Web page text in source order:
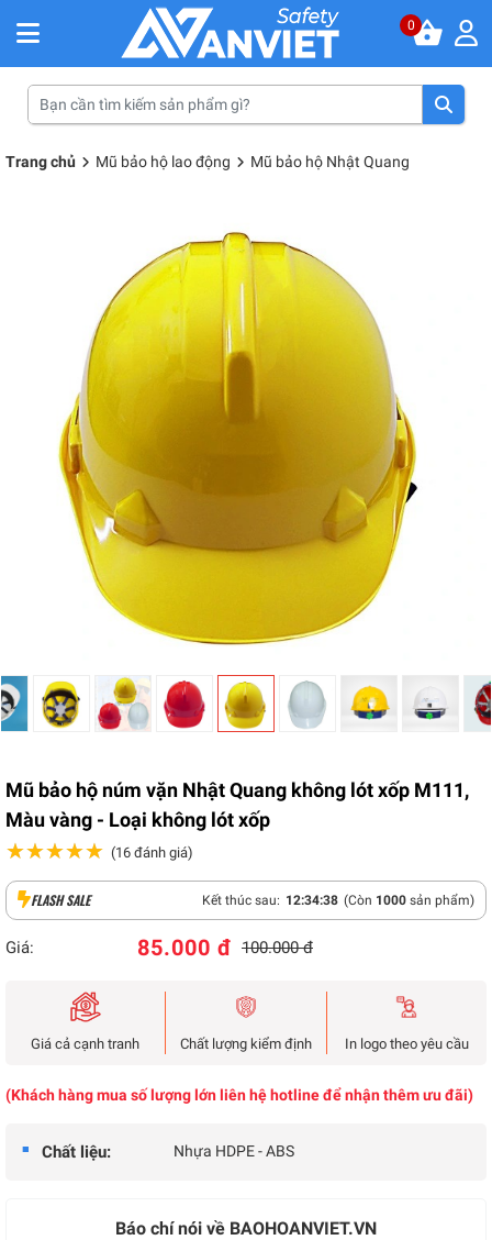
0
Trang chủ Mũ bảo hộ lao động Mũ bảo hộ Nhật Quang
Mũ bảo hộ núm vặn Nhật Quang không lót xốp M111,
Màu vàng - Loại không lót xốp
★★★★★
★★★★★ (16 đánh giá)
FLASH SALE Kết thúc sau: 12:34:37 (Còn 1000 sản phẩm)
Giá: 85.000 đ 100.000 đ
Giá cả cạnh tranh Chất lượng kiểm định In logo theo yêu cầu
(Khách hàng mua số lượng lớn liên hệ hotline để nhận thêm ưu đãi)
Chất liệu: Nhựa HDPE - ABS
Báo chí nói về BAOHOANVIET.VN